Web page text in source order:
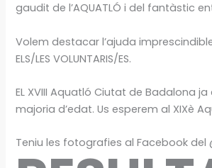
gaudit de l’AQUATLÓ i del fantàstic
Volem destacar l’ajuda imprescindible
ELS/LES VOLUNTARIS/ES.
EL XVIII Aquatló Ciutat de Badalona
majoria d’edat. Us esperem al XIXè
Teniu les fotografies al Facebook del